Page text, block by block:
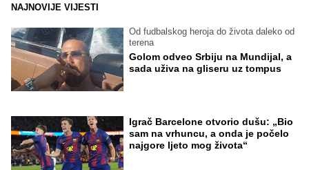
NAJNOVIJE VIJESTI
Od fudbalskog heroja do života daleko od
terena
Golom odveo Srbiju na Mundijal, a
sada uživa na gliseru uz tompus
Igrač Barcelone otvorio dušu: „Bio
sam na vrhuncu, a onda je počelo
najgore ljeto mog života“